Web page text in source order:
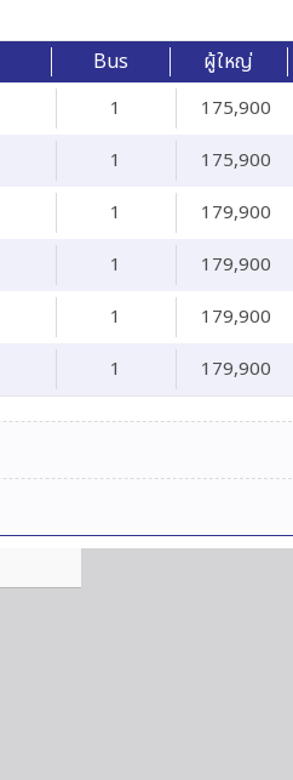
Bus ผู้ใหญ่
1 175,900
1 175,900
1 179,900
1 179,900
1 179,900
1 179,900